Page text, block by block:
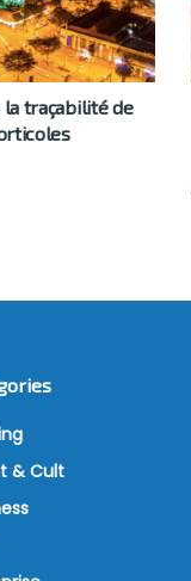
la traçabilité de
& Cult